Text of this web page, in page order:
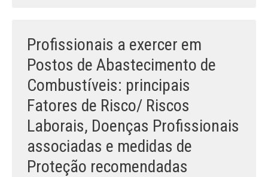
Profissionais a exercer em
Postos de Abastecimento de
Combustíveis: principais
Fatores de Risco/ Riscos
Laborais, Doenças Profissionais
associadas e medidas de
Proteção recomendadas